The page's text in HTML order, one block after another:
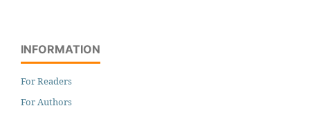
INFORMATION
For Readers
For Authors